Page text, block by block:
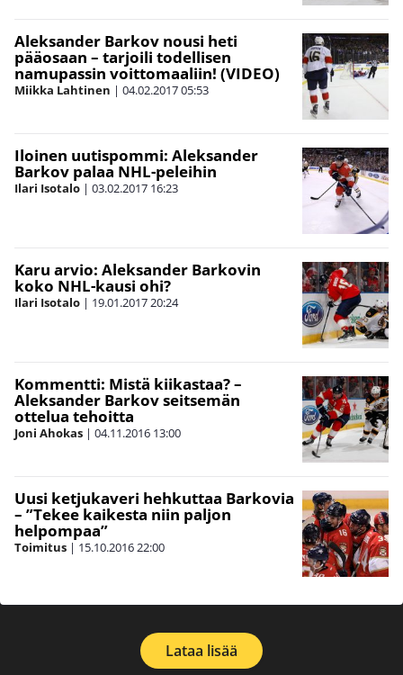
Aleksander Barkov nousi heti
pääosaan – tarjoili todellisen
namupassin voittomaaliin! (VIDEO)
Miikka Lahtinen | 04.02.201705:53
Iloinen uutispommi: Aleksander
Barkov palaa NHL-peleihin
Ilari Isotalo | 03.02.2017 16:23
Karu arvio: Aleksander Barkovin
koko NHL-kausi ohi?
Ilari Isotalo | 19.01.201720:24
Kommentti: Mistä kiikastaa? –
Aleksander Barkov seitsemän
ottelua tehoitta
Joni Ahokas | 04.11.2016 13:00
Uusi ketjukaveri hehkuttaa Barkovia
– ”Tekee kaikesta niin paljon
helpompaa”
Toimitus | 15.10.201622:00
Lataa lisää